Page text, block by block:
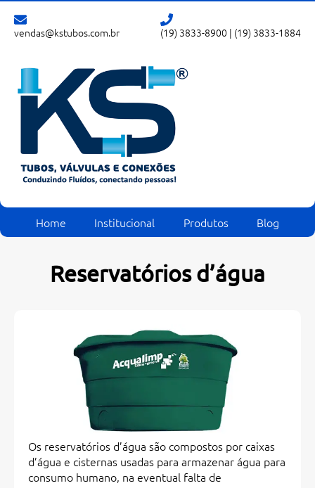
vendas@kstubos.com.br (19) 3833-8900 | (19) 3833-1884
Home Institucional Produtos Blog
Reservatórios d’água
Os reservatórios d’água são compostos por caixas
d’água e cisternas usadas para armazenar água para
consumo humano, na eventual falta de